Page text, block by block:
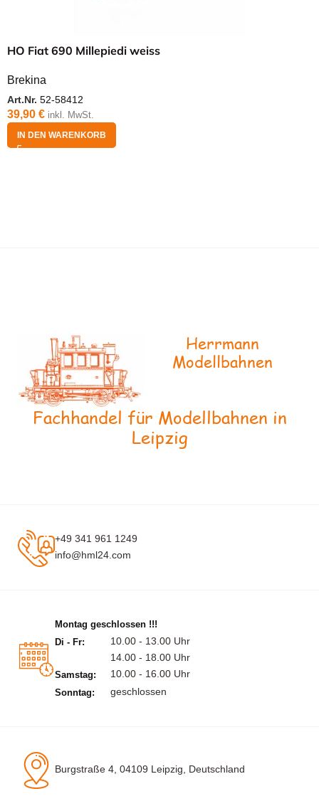
HO Fiat 690 Millepiedi weiss
Brekina
Art.Nr. 52-58412
39,90 € inkl. MwSt.
IN DEN WARENKORB
Herrmann
Modellbahnen
Fachhandel für Modellbahnen in
Leipzig
+49 341 961 1249
info@hml24.com
Montag geschlossen !!!
Di - Fr:
10.00 - 13.00 Uhr
14.00 - 18.00 Uhr
Samstag: 10.00 - 16.00 Uhr
Sonntag: geschlossen
Burgstraße 4, 04109 Leipzig, Deutschland